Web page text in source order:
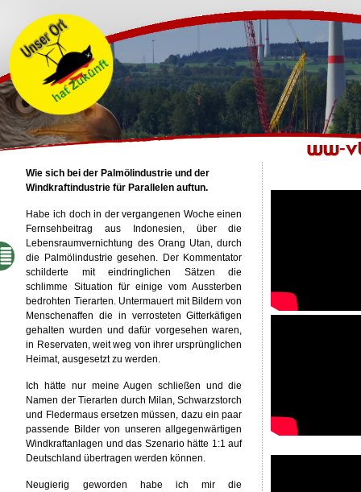
Wie sich bei der Palmölindustrie und der
Windkraftindustrie für Parallelen auftun.
Habe ich doch in der vergangenen Woche einen
Fernsehbeitrag aus Indonesien, über die
Lebensraumvernichtung des Orang Utan, durch
die Palmölindustrie gesehen. Der Kommentator
schilderte mit eindringlichen Sätzen die
schlimme Situation für einige vom Aussterben
bedrohten Tierarten. Untermauert mit Bildern von
Menschenaffen die in verrosteten Gitterkäfigen
gehalten wurden und dafür vorgesehen waren,
in Reservaten, weit weg von ihrer ursprünglichen
Heimat, ausgesetzt zu werden.
Ich hätte nur meine Augen schließen und die
Namen der Tierarten durch Milan, Schwarzstorch
und Fledermaus ersetzen müssen, dazu ein paar
passende Bilder von unseren allgegenwärtigen
Windkraftanlagen und das Szenario hätte 1:1 auf
Deutschland übertragen werden können.
Neugierig geworden habe ich mir die